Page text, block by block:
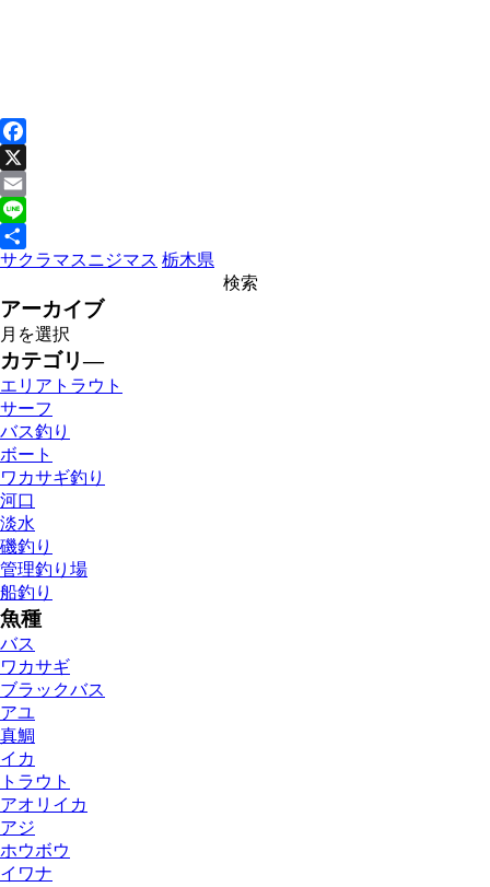
Facebook
X
Email
Line
共
サクラマスニジマス 栃木県
アーカイブ
カテゴリ―
エリアトラウト
サーフ
バス釣り
ボート
ワカサギ釣り
河口
淡水
磯釣り
管理釣り場
船釣り
魚種
バス
ワカサギ
ブラックバス
アユ
真鯛
イカ
トラウト
アオリイカ
アジ
ホウボウ
イワナ